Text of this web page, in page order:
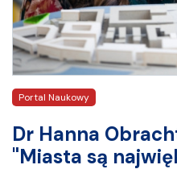
Portal Naukowy
Dr Hanna
"Miasta są